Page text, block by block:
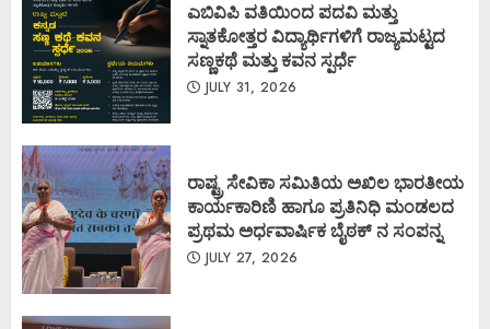
ಎಬಿವಿಪಿ ವತಿಯಿಂದ ಪದವಿ ಮತ್ತು
ಸ್ನಾತಕೋತ್ತರ ವಿದ್ಯಾರ್ಥಿಗಳಿಗೆ ರಾಜ್ಯಮಟ್ಟದ
ಸಣ್ಣಕಥೆ ಮತ್ತು ಕವನ ಸ್ಪರ್ಧೆ
JULY 31, 2026
ರಾಷ್ಟ್ರ ಸೇವಿಕಾ ಸಮಿತಿಯ ಅಖಿಲ ಭಾರತೀಯ
ಕಾರ್ಯಕಾರಿಣಿ ಹಾಗೂ ಪ್ರತಿನಿಧಿ ಮಂಡಲದ
ಪ್ರಥಮ ಅರ್ಧವಾರ್ಷಿಕ ಬೈಠಕ್ ನ ಸಂಪನ್ನ
JULY 27, 2026